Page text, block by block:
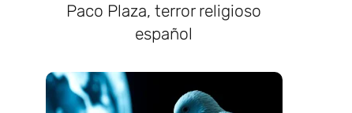
Paco Plaza, terror religioso
español